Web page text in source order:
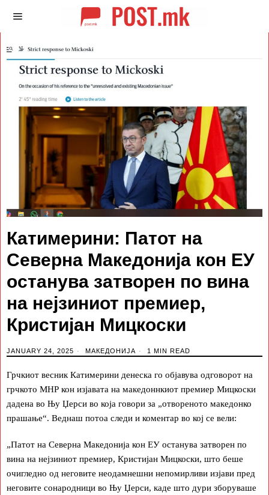
Катимерини: Патот на
Северна Македонија кон ЕУ
останува затворен по вина
на нејзиниот премиер,
Кристијан Мицкоски
JANUARY 24, 2025 МАКЕДОНИЈА 1 MIN READ
Грчкиот весник Катимерини денеска го објавува одговорот на
грчкото МНР кон изјавата на македоннкиот премиер Мицкоски
дадена во Њу Џерси во која говори за „отвореното македонко
прашање“. Веднаш потоа следи и коментар во кој се вели:
„Патот на Северна Македонија кон ЕУ останува затворен по
вина на нејзиниот премиер, Кристијан Мицкоски, што беше
очигледно од неговите неодамнешни непомирливи изјави пред
неговите сонародници во Њу Џерси, каде што дури зборуваше